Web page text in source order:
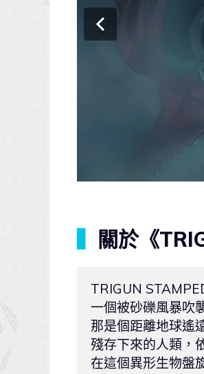
關於《
TRIGUN
一個被砂礫風暴吹
那是個距離地球遙
殘存下來的人類，
在這個異形生物盤